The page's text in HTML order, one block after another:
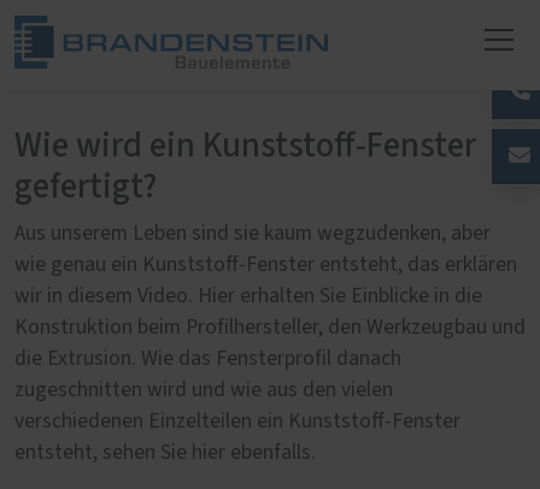
Wie wird ein Kunststoff-Fenster
gefertigt?
Aus unserem Leben sind sie kaum wegzudenken, aber
wie genau ein Kunststoff-Fenster entsteht, das erklären
wir in diesem Video. Hier erhalten Sie Einblicke in die
Konstruktion beim Profilhersteller, den Werkzeugbau und
die Extrusion. Wie das Fensterprofil danach
zugeschnitten wird und wie aus den vielen
verschiedenen Einzelteilen ein Kunststoff-Fenster
entsteht, sehen Sie hier ebenfalls.